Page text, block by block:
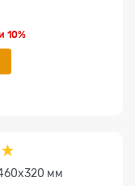
10%
мм